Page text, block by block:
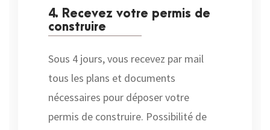
4. Recevez votre permis de
construire
Sous 4 jours, vous recevez par mail
tous les plans et documents
nécessaires pour déposer votre
permis de construire. Possibilité de